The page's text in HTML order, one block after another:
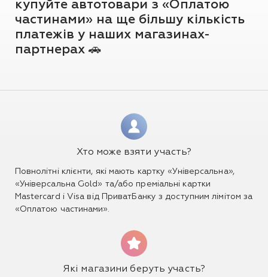
купуйте автотовари з «Оплатою
частинами» на ще більшу кількість
платежів у наших магазинах-
партнерах 🚗
Хто може взяти участь?
Повнолітні клієнти, які мають картку «Універсальна»,
«Універсальна Gold» та/або преміальні картки
Mastercard і Visa від ПриватБанку з доступним лімітом за
«Оплатою частинами».
Які магазини беруть участь?